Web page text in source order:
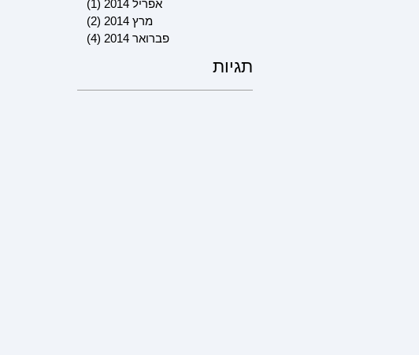
אפריל 2014
(1)
מרץ 2014
(2)
פברואר 2014
(4)
תגיות